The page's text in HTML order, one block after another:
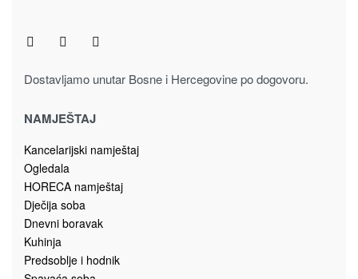
Dodaj u korpu